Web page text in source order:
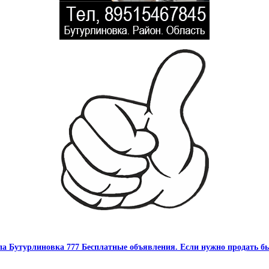
Бутурлиновка 777 Бесплатные объявления. Если нужно продать